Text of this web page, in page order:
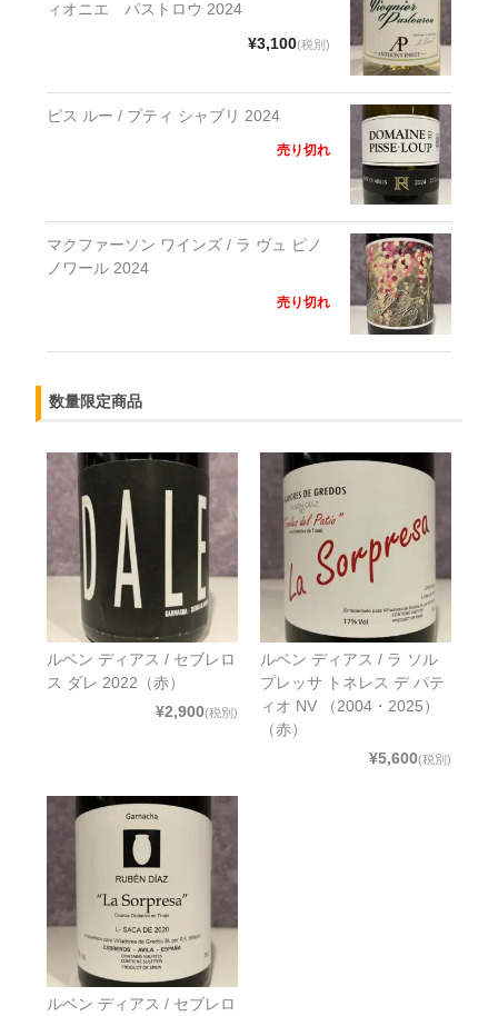
ィオニエ パストロウ 2024
¥3,100(税別)
ピス ルー / プティ シャブリ 2024
売り切れ
マクファーソン ワインズ / ラ ヴュ ピノ
ノワール 2024
売り切れ
数量限定商品
ルベン ディアス / セブレロ
ス ダレ 2022（赤）
¥2,900(税別)
ルベン ディアス / ラ ソル
プレッサ トネレス デ パテ
ィオ NV （2004・2025）
（赤）
¥5,600(税別)
ルベン ディアス / セブレロ